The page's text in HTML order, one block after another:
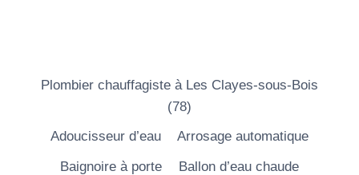
Plombier chauffagiste à Les Clayes-sous-Bois
(78)
Adoucisseur d’eau
Arrosage automatique
Baignoire à porte
Ballon d’eau chaude